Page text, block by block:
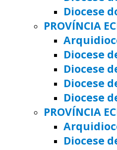
Diocese
PROVÍNCIA
Diocese
Diocese
Diocese
Diocese
PROVÍNCIA
Diocese